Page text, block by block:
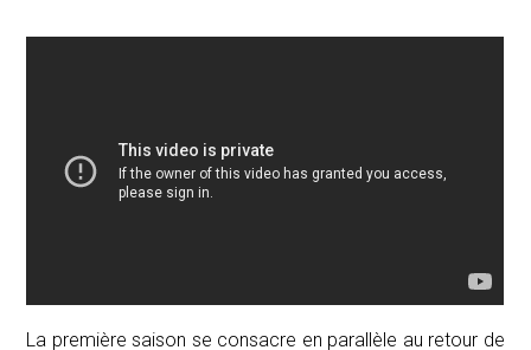
La première saison se consacre en parallèle au retour de